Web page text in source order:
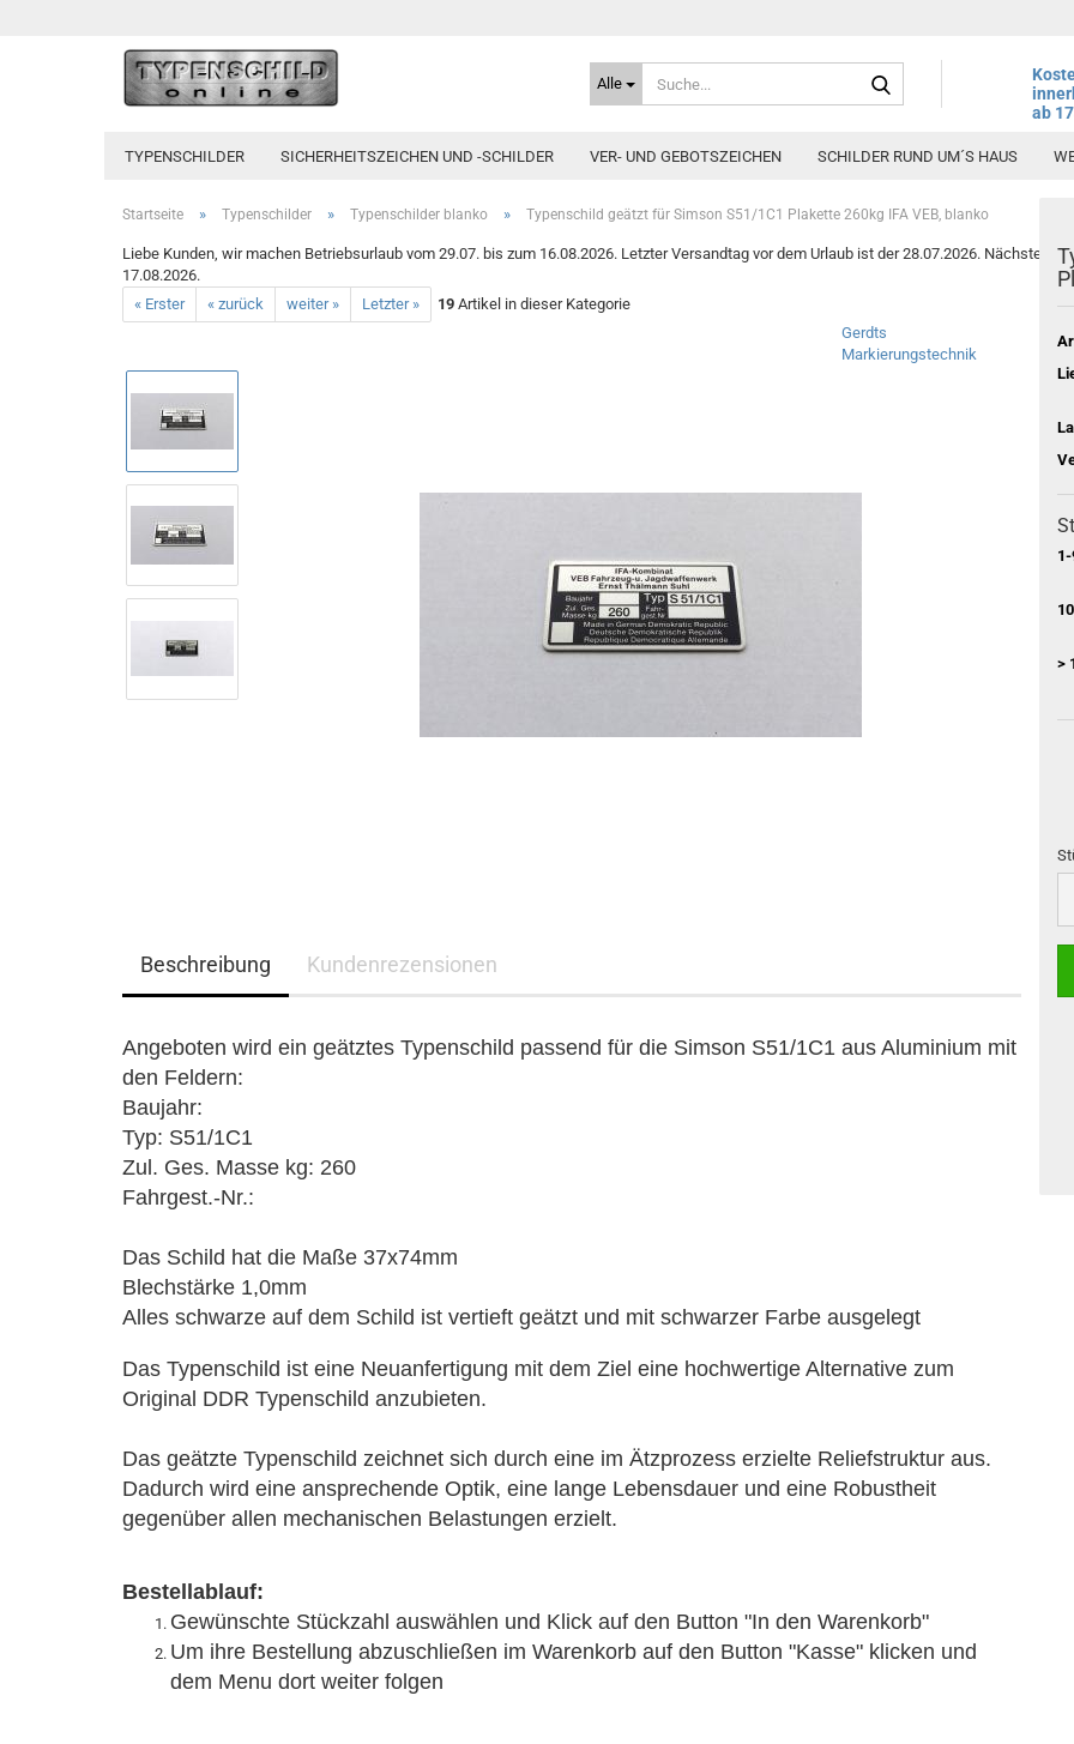
Alle
ab
TYPENSCHILDER SICHERHEITSZEICHEN UND -SCHILDER VER- UND GEBOTSZEICHEN SCHILDER RUND UM´S HAUS
Startseite » Typenschilder » Typenschilder blanko » Typenschild geätzt für Simson S51/1C1 Plakette 260kg IFA VEB, blanko
Liebe Kunden, wir machen Betriebsurlaub vom 29.07. bis zum 16.08.2026. Letzter Versandtag vor dem Urlaub ist der 28.07.2026. Nächster
17.08.2026.
« Erster
« zurück weiter » Letzter » 19 Artikel in dieser Kategorie
Gerdts
Markierungstechnik
>
Beschreibung Kundenrezensionen
Angeboten wird ein geätztes Typenschild passend für die Simson S51/1C1 aus Aluminium mit
den Feldern:
Baujahr:
Typ: S51/1C1
Zul. Ges. Masse kg: 260
Fahrgest.-Nr.:
Das Schild hat die Maße 37x74mm
Blechstärke 1,0mm
Alles schwarze auf dem Schild ist vertieft geätzt und mit schwarzer Farbe ausgelegt
Das Typenschild ist eine Neuanfertigung mit dem Ziel eine hochwertige Alternative zum
Original DDR Typenschild anzubieten.
Das geätzte Typenschild zeichnet sich durch eine im Ätzprozess erzielte Reliefstruktur aus.
Dadurch wird eine ansprechende Optik, eine lange Lebensdauer und eine Robustheit
gegenüber allen mechanischen Belastungen erzielt.
Bestellablauf:
Gewünschte Stückzahl auswählen und Klick auf den Button "In den Warenkorb"
Um ihre Bestellung abzuschließen im Warenkorb auf den Button "Kasse" klicken und
dem Menu dort weiter folgen